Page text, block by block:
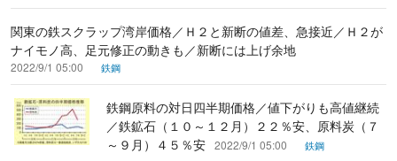
関東の鉄スクラップ湾岸価格／Ｈ２と新断の値差、急接近／Ｈ２が
ナイモノ高、足元修正の動きも／新断には上げ余地
2022/9/1 05:00 鉄鋼
鉄鋼原料の対日四半期価格／値下がりも高値継続
／鉄鉱石（１０～１２月）２２％安、原料炭（７
～９月）４５％安 2022/9/1 05:00 鉄鋼